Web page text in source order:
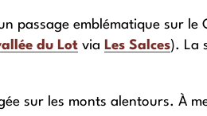
passage emblématique sur le
du Lot via Les Salces). La
sur les monts alentours. À